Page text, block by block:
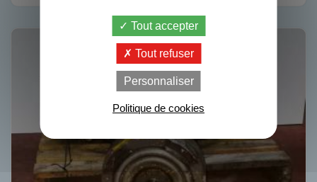
Tout accepter
Tout refuser
Personnaliser
Politique de cookies